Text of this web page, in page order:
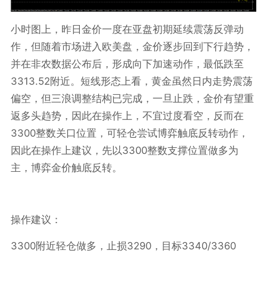
小时图上，昨日金价一度在亚盘初期延续震荡反弹动
作，但随着市场进入欧美盘，金价逐步回到下行趋势，
并在非农数据公布后，形成向下加速动作，最低跌至
3313.52附近。短线形态上看，黄金虽然日内走势震荡
偏空，但三浪调整结构已完成，一旦止跌，金价有望重
返多头趋势，因此在操作上，不宜过度看空，反而在
3300整数关口位置，可轻仓尝试博弈触底反转动作，
因此在操作上建议，先以3300整数支撑位置做多为
主，博弈金价触底反转。
操作建议：
3300附近轻仓做多，止损3290，目标3340/3360